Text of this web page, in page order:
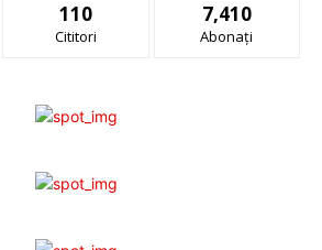
110
Cititori
7,410
Abonați